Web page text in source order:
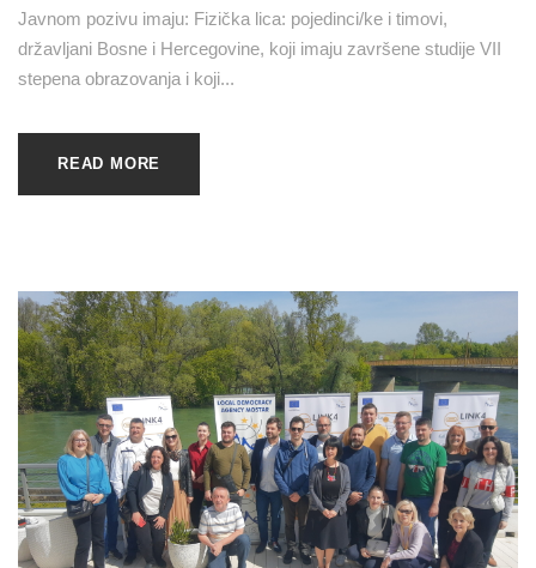
Javnom pozivu imaju: Fizička lica: pojedinci/ke i timovi,
državljani Bosne i Hercegovine, koji imaju završene studije VII
stepena obrazovanja i koji...
READ MORE